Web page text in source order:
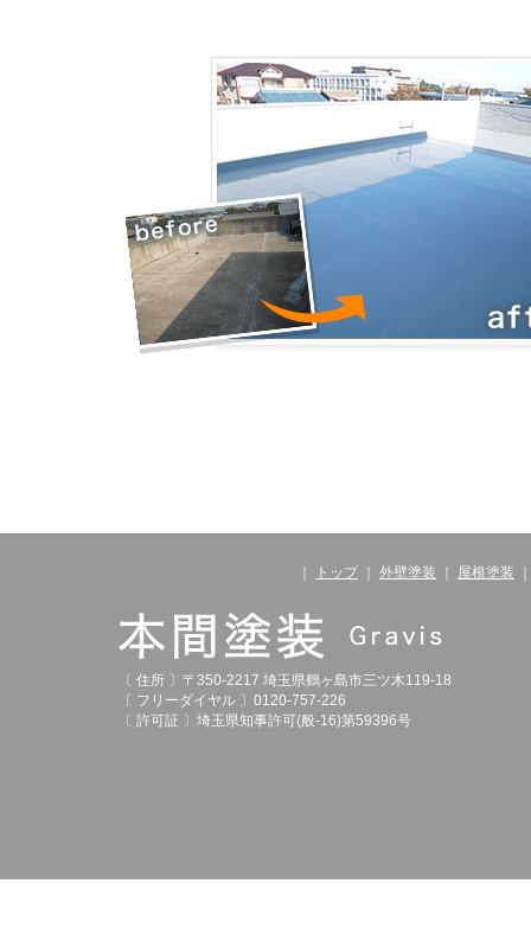
トップ 外壁塗装 屋根塗装
〔 住所 〕〒350-2217 埼玉県鶴ヶ島市三ツ木119-18
〔 フリーダイヤル 〕0120-757-226
〔 許可証 〕埼玉県知事許可(般-16)第59396号